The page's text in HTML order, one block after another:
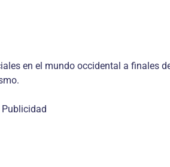
en el mundo occidental a finales
Publicidad